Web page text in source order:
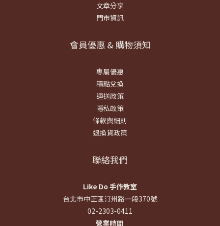
文章分享
門市資訊
會員優惠 & 購物須知
專屬優惠
積點兌換
運送政策
隱私政策
條款與細則
退換貨政策
聯絡我們
Like Do 手作教室
台北市中正區汀州路一段370號
02-2303-0411
營業時間